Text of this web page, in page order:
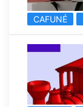
CAFUNÉ